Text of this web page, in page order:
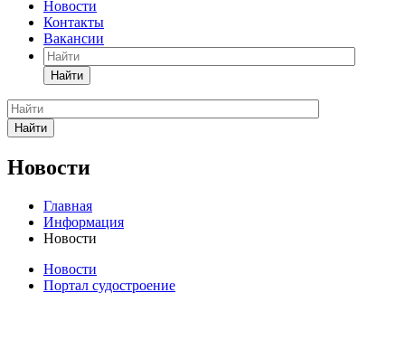
Новости
Контакты
Вакансии
Найти
Найти
Новости
Главная
Информация
Новости
Новости
Портал судостроение